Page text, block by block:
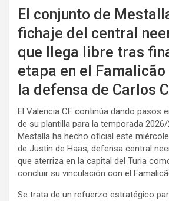
El conjunto de
fichaje del central
que llega libre tras
etapa en el
la defensa de Carlos
El Valencia CF continúa dando pasos
de su plantilla para la temporada 2026/
Mestalla ha hecho oficial este
de Justin de Haas, defensa central
que aterriza en la capital del Turia
concluir su vinculación con el
Se trata de un refuerzo estratégico